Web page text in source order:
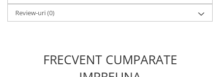
Review-uri(0)
FRECVENT CUMPARATE